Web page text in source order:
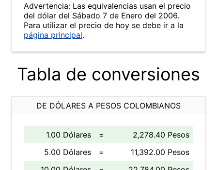
Advertencia: Las equivalencias usan el precio
del dólar del Sábado 7 de Enero del 2006.
Para utilizar el precio de hoy se debe ir a la
página principal.
Tabla de conversiones
DE DÓLARES A PESOS COLOMBIANOS
1.00 Dólares =
2,278.40 Pesos
5.00 Dólares
=
11,392.00 Pesos